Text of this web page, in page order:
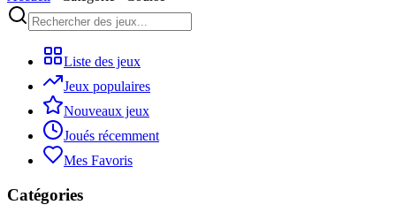
Liste des jeux
Jeux populaires
Nouveaux jeux
Joués récemment
Mes Favoris
Catégories